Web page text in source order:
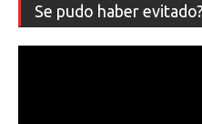
Se pudo haber